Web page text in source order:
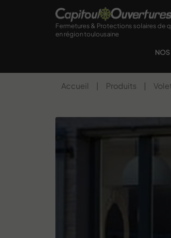
Fermetures & Protections solaires de
en région toulousaine
Accueil | Produits |